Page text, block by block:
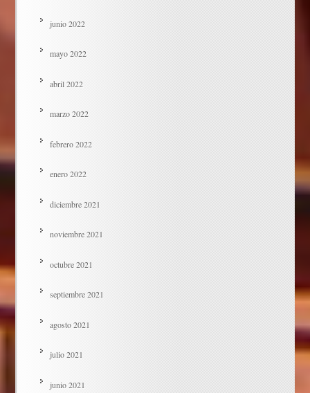
junio 2022
mayo 2022
abril 2022
marzo 2022
febrero 2022
enero 2022
diciembre 2021
noviembre 2021
octubre 2021
septiembre 2021
agosto 2021
julio 2021
junio 2021